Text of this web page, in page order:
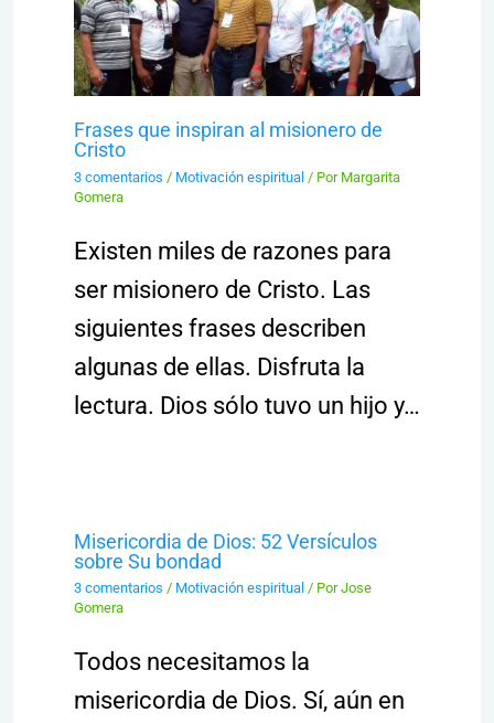
Frases que inspiran al misionero de
Cristo
3 comentarios / Motivación espiritual/ Por Margarita
Gomera
Existen miles de razones para
ser misionero de Cristo. Las
siguientes frases describen
algunas de ellas. Disfruta la
lectura. Dios sólo tuvo un hijo y…
Misericordia de Dios: 52 Versículos
sobre Su bondad
3 comentarios / Motivación espiritual / PorJose
Gomera
Todos necesitamos la
misericordia de Dios. Sí, aún en